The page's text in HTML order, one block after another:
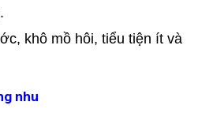
khô mồ hôi, tiểu tiện ít và
nhu